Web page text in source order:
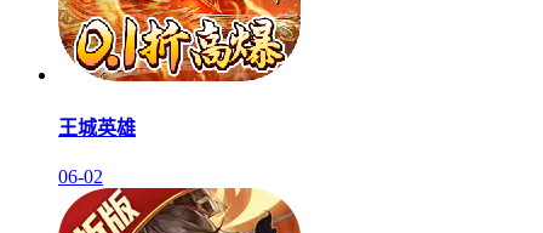
王城英雄
06-02